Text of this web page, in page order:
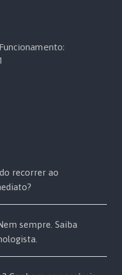
recorrer ao
sempre. Saiba